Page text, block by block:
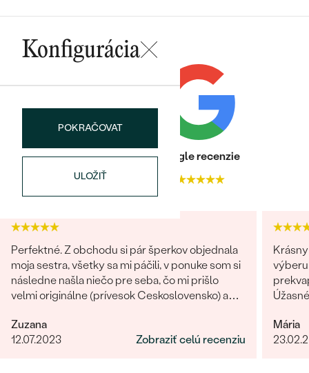
OBJAVIŤ
Bestsellery
Konfigurácia
POKRAČOVAT
ULOŽIŤ
Heuréka recenzie
4.9
Google recenzie
Perfektné. Z obchodu si pár šperkov objednala
moja sestra, všetky sa mi páčili, v ponuke som si
následne našla niečo pre seba, čo mi prišlo
velmi originálne (prívesok Ceskoslovensko) a
komunikácia a doručenie tovaru na 1 s ⭐️.
Obchod a tovar odporúčam, kto hladá šperk,
Zuzana
12.07.2023
Zobraziť celú recenziu
výberu
Mária